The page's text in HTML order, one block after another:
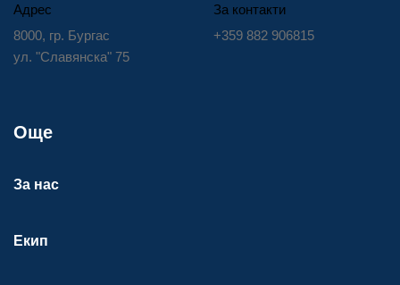
Адрес
8000, гр. Бургас
ул. "Славянска" 75
За контакти
+359 882 906815
Още
За нас
Екип